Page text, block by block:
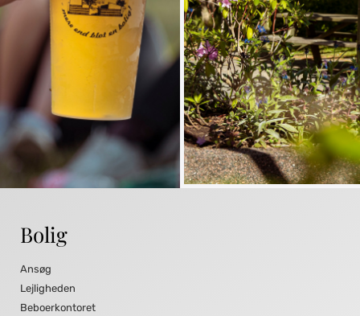
Bolig
Ansøg
Lejligheden
Beboerkontoret